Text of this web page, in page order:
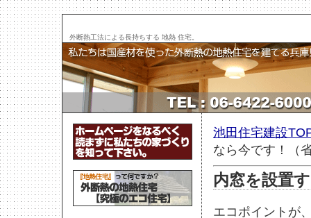
外断熱工法による長持ちする 地熱 住宅。
池田住宅建設
なら今です！（
内窓を設置
エコポイントが